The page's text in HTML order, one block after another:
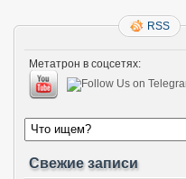
RSS
Метатрон в соцсетях:
Свежие записи